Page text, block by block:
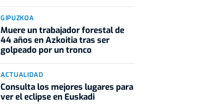
GIPUZKOA
Muere un trabajador forestal de
44 años en Azkoitia tras ser
golpeado por un tronco
ACTUALIDAD
Consulta los mejores lugares para
ver el eclipse en Euskadi